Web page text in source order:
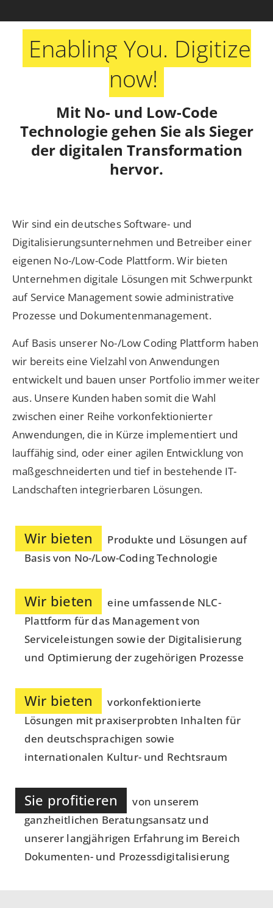
Enabling You. Digitize
now!
Mit No- und Low-Code
Technologie gehen Sie als Sieger
der digitalen Transformation
hervor.
Wir sind ein deutsches Software- und
Digitalisierungsunternehmen und Betreiber einer
eigenen No-/Low-Code Plattform. Wir bieten
Unternehmen digitale Lösungen mit Schwerpunkt
auf Service Management sowie administrative
Prozesse und Dokumentenmanagement.
Auf Basis unserer No-/Low Coding Plattform haben
wir bereits eine Vielzahl von Anwendungen
entwickelt und bauen unser Portfolio immer weiter
aus. Unsere Kunden haben somit die Wahl
zwischen einer Reihe vorkonfektionierter
Anwendungen, die in Kürze implementiert und
lauffähig sind, oder einer agilen Entwicklung von
maßgeschneiderten und tief in bestehende IT-
Landschaften integrierbaren Lösungen.
Wir bieten
Produkte und Lösungen auf
Basis von No-/Low-Coding Technologie
Wir bieten
eine umfassende NLC-
Plattform für das Management von
Serviceleistungen sowie der Digitalisierung
und Optimierung der zugehörigen Prozesse
Wir bieten
vorkonfektionierte
Lösungen mit praxiserprobten Inhalten für
den deutschsprachigen sowie
internationalen Kultur- und Rechtsraum
Sie profitieren
von unserem
ganzheitlichen Beratungsansatz und
unserer langjährigen Erfahrung im Bereich
Dokumenten- und Prozessdigitalisierung